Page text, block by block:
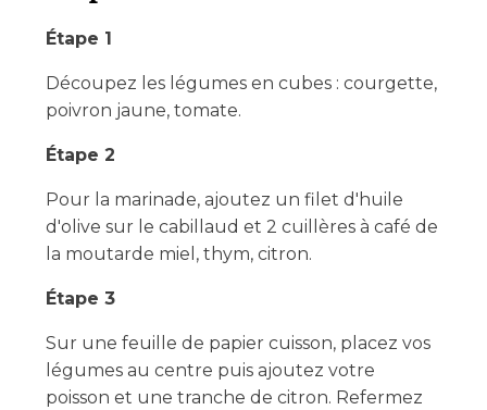
Étape 1
Découpez les légumes en cubes : courgette,
poivron jaune, tomate.
Étape 2
Pour la marinade, ajoutez un filet d'huile
d'olive sur le cabillaud et 2 cuillères à café de
la moutarde miel, thym, citron.
Étape 3
Sur une feuille de papier cuisson, placez vos
légumes au centre puis ajoutez votre
poisson et une tranche de citron. Refermez